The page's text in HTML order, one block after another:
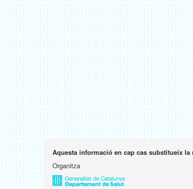
Aquesta informació en cap cas substitueix
Organitza